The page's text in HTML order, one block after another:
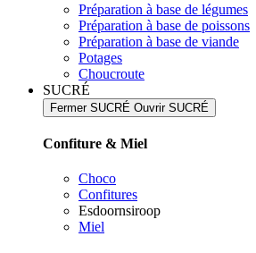
Préparation à base de légumes
Préparation à base de poissons
Préparation à base de viande
Potages
Choucroute
SUCRÉ
Fermer SUCRÉ Ouvrir SUCRÉ
Confiture & Miel
Choco
Confitures
Esdoornsiroop
Miel